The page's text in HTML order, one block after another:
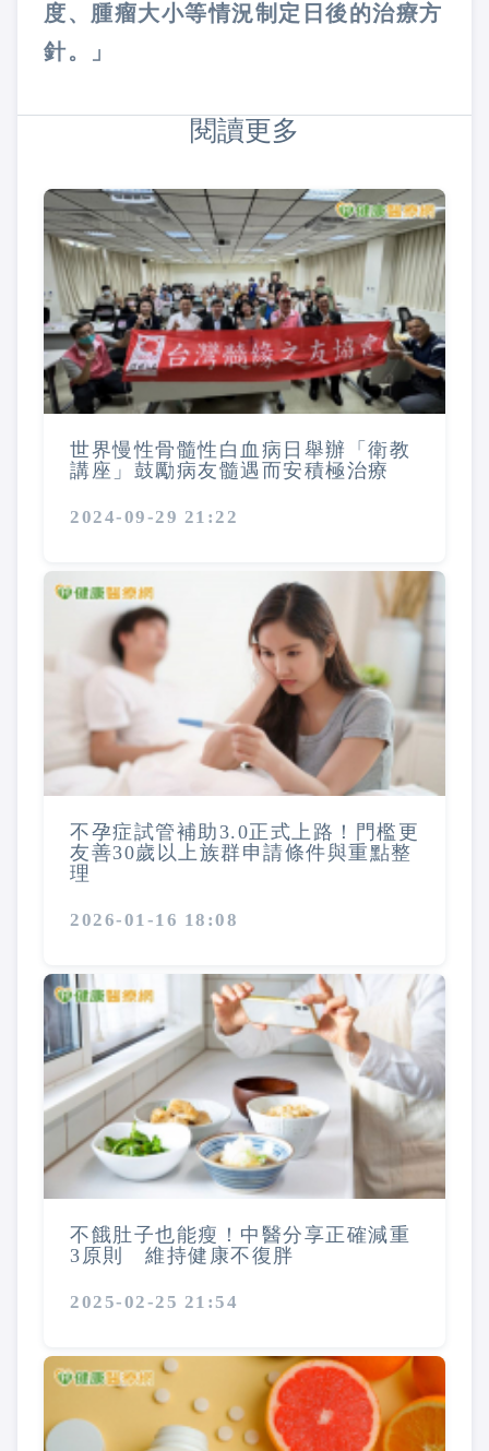
度、腫瘤大小等情況制定日後的治療方
針。」
閱讀更多
世界慢性骨髓性白血病日舉辦「衛教
講座」鼓勵病友髓遇而安積極治療
2024-09-29 21:22
不孕症試管補助3.0正式上路！門檻更
友善30歲以上族群申請條件與重點整
理
2026-01-16 18:08
不餓肚子也能瘦！中醫分享正確減重
3原則 維持健康不復胖
2025-02-25 21:54